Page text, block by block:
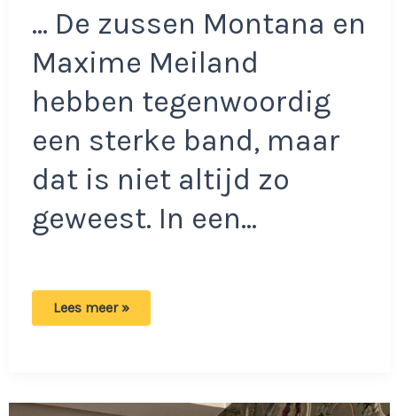
… De zussen Montana en
Maxime Meiland
hebben tegenwoordig
een sterke band, maar
dat is niet altijd zo
geweest. In een…
Montana
‘Dat
Lees meer »